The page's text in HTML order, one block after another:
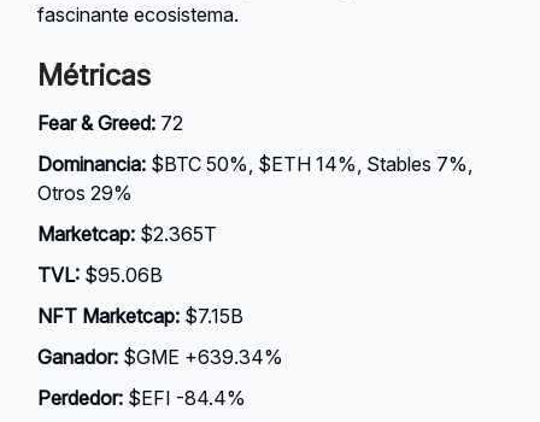
fascinante ecosistema.
Métricas
Fear & Greed: 72
Dominancia: $BTC 50%, $ETH 14%, Stables 7%,
Otros 29%
Marketcap: $2.365T
TVL: $95.06B
NFT Marketcap: $7.15B
Ganador: $GME +639.34%
Perdedor: $EFI -84.4%